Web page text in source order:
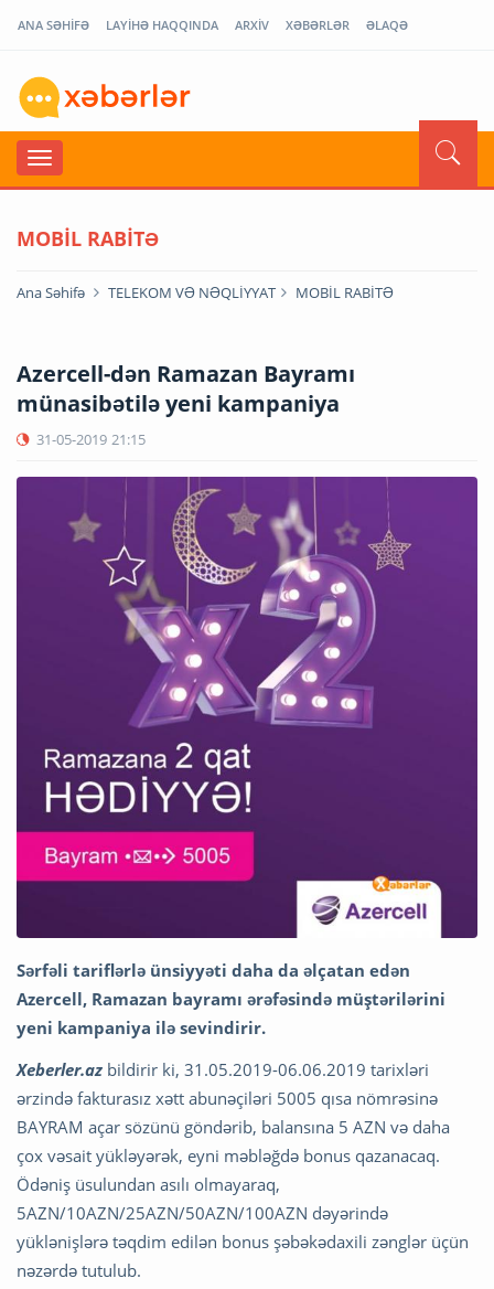
ANA SƏHİFƏ LAYİHƏ HAQQINDA ARXİV XƏBƏRLƏR ƏLAQƏ
MOBİL RABİTƏ
Ana Səhifə TELEKOM VƏ NƏQLİYYAT MOBİL RABİTƏ
Azercell-dən Ramazan Bayramı
münasibətilə yeni kampaniya
31-05-2019 21:15
Sərfəli tariflərlə ünsiyyəti daha da əlçatan edən
Azercell, Ramazan bayramı ərəfəsində müştərilərini
yeni kampaniya ilə sevindirir.
Xeberler.az bildirir ki, 31.05.2019-06.06.2019 tarixləri
ərzində fakturasız xətt abunəçiləri 5005 qısa nömrəsinə
BAYRAM açar sözünü göndərib, balansına 5 AZN və daha
çox vəsait yükləyərək, eyni məbləğdə bonus qazanacaq.
Ödəniş üsulundan asılı olmayaraq,
5AZN/10AZN/25AZN/50AZN/100AZN dəyərində
yüklənişlərə təqdim edilən bonus şəbəkədaxili zənglər üçün
nəzərdə tutulub.